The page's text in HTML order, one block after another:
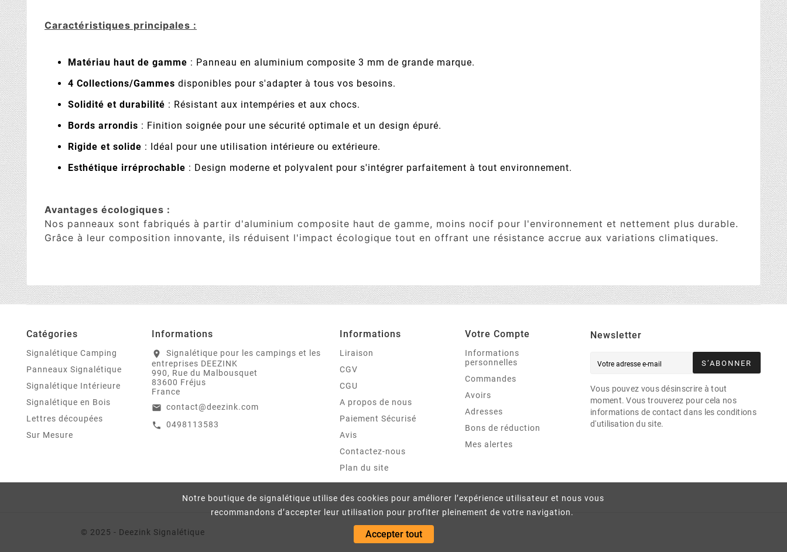
Notre boutique de signalétique utilise des cookies pour améliorer l’expérience utilisateur et nous vous
recommandons d’accepter leur utilisation pour profiter pleinement de votre navigation.
Accepter tout
Caractéristiques principales :
Matériau haut de gamme : Panneau en aluminium composite 3 mm de grande marque.
4 Collections/Gammes disponibles pour s'adapter à tous vos besoins.
Solidité et durabilité : Résistant aux intempéries et aux chocs.
Bords arrondis : Finition soignée pour une sécurité optimale et un design épuré.
Rigide et solide : Idéal pour une utilisation intérieure ou extérieure.
Esthétique irréprochable : Design moderne et polyvalent pour s'intégrer parfaitement à tout environnement.
Avantages écologiques :
Nos panneaux sont fabriqués à partir d'aluminium composite haut de gamme, moins nocif pour l'environnement et nettement plus durable.
Grâce à leur composition innovante, ils réduisent l'impact écologique tout en offrant une résistance accrue aux variations climatiques.
Catégories
Signalétique Camping
Panneaux Signalétique
Signalétique Intérieure
Signalétique en Bois
Lettres découpées
Sur Mesure
Informations
location_on
Signalétique pour les campings et les
entreprises DEEZINK
990, Rue du Malbousquet
83600 Fréjus
France
email contact@deezink.com
call 0498113583
Informations
Liraison
CGV
CGU
A propos de nous
Paiement Sécurisé
Avis
Contactez-nous
Plan du site
Votre Compte
Informations
personnelles
Commandes
Avoirs
Adresses
Bons de réduction
Mes alertes
Newsletter
S’ABONNER
Vous pouvez vous désinscrire à tout
moment. Vous trouverez pour cela nos
informations de contact dans les conditions
d'utilisation du site.
© 2025 - Deezink Signalétique